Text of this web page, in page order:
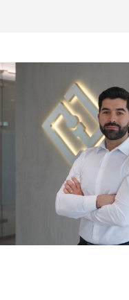
TREBALLA AMB
SOL·LICITUD DE